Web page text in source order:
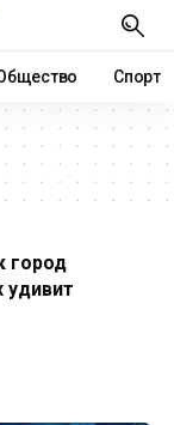
Спорт
город
удивит